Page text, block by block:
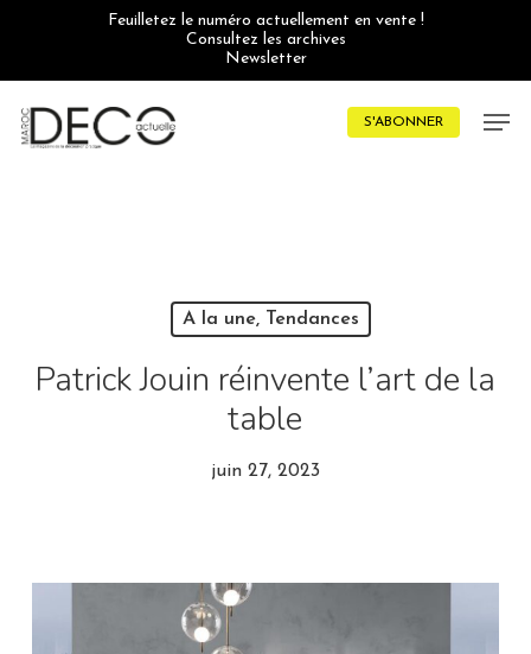
Feuilletez le numéro actuellement en vente !
Consultez les archives
Newsletter
S'ABONNER
A la une, Tendances
Patrick Jouin réinvente l’art de la
table
juin 27, 2023